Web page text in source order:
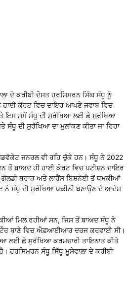
ਦੇ ਕਰੀਬੀ ਦੋਸਤ ਹਰਸਿਮਰਨ ਸਿੰਘ ਸੰਧੂ ਨੂੰ
ਹਾਈ ਕੋਰਟ ਵਿਚ ਦਾਇਰ ਆਪਣੇ ਜਵਾਬ ਵਿਚ
ਇਸ ਸਮੇਂ ਸੰਧੂ ਦੀ ਸੁਰੱਖਿਆ ਲਈ ਛੇ ਸੁਰੱਖਿਆ
ਸੰਧੂ ਦੀ ਸੁਰੱਖਿਆ ਦਾ ਮੁਲਾਂਕਣ ਕੀਤਾ ਜਾ ਰਿਹਾ
ਜਨਰਲ ਵੀ ਰਹਿ ਚੁੱਕੇ ਹਨ। ਸੰਧੂ ਨੇ 2022
ਤੋਂ ਬਾਅਦ ਹੀ ਹਾਈ ਕੋਰਟ ਵਿਚ ਪਟੀਸ਼ਨ ਦਾਇਰ
ਗੋਲਡੀ ਬਰਾੜ ਅਤੇ ਲਾਰੈਂਸ ਬਿਸ਼ਨੋਈ ਤੋਂ ਧਮਕੀਆਂ
ਨੇ ਸੰਧੂ ਦੀ ਸੁਰੱਖਿਆ ਯਕੀਨੀ ਬਣਾਉਣ ਦੇ ਆਦੇਸ਼
ਮਿਲ ਰਹੀਆਂ ਸਨ, ਜਿਸ ਤੋਂ ਬਾਅਦ ਸੰਧੂ ਨੇ
ਥਾਣੇ ਵਿਚ ਐਫ਼ਆਈਆਰ ਦਰਜ ਕਰਵਾਈ ਸੀ।
ਲਈ ਛੇ ਸੁਰੱਖਿਆ ਕਰਮਚਾਰੀ ਤਾਇਨਾਤ ਕੀਤੇ
ਹਰਸਿਮਰਨ ਸੰਧੂ ਸਿੱਧੂ ਮੂਸੇਵਾਲਾ ਦੇ ਕਰੀਬੀ